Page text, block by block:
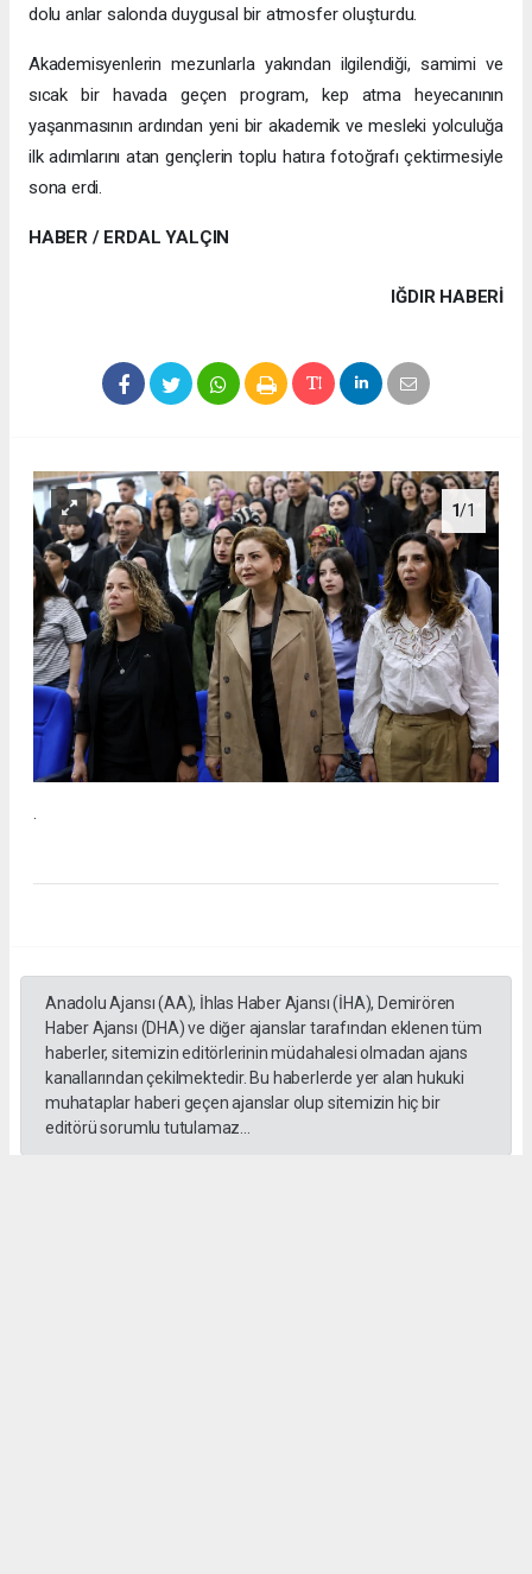
dolu anlar salonda duygusal bir atmosfer oluşturdu.
Akademisyenlerin mezunlarla yakından ilgilendiği, samimi ve
sıcak bir havada geçen program, kep atma heyecanının
yaşanmasının ardından yeni bir akademik ve mesleki yolculuğa
ilk adımlarını atan gençlerin toplu hatıra fotoğrafı çektirmesiyle
sona erdi.
HABER / ERDAL YALÇIN
IĞDIR HABERİ
1/1
Anadolu Ajansı (AA), İhlas Haber Ajansı (İHA), Demirören
Haber Ajansı (DHA) ve diğer ajanslar tarafından eklenen tüm
haberler, sitemizin editörlerinin müdahalesi olmadan ajans
kanallarından çekilmektedir. Bu haberlerde yer alan hukuki
muhataplar haberi geçen ajanslar olup sitemizin hiç bir
editörü sorumlu tutulamaz...